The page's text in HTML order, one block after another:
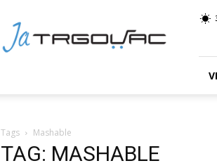
TRGOVAC
Tags Mashable
TAG: MASHABLE